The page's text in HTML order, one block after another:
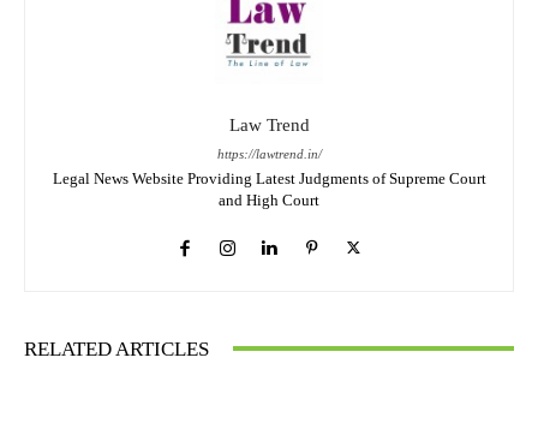
Law Trend
https://lawtrend.in/
Legal News Website Providing Latest Judgments of Supreme Court
and High Court
RELATED ARTICLES